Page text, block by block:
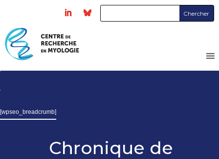
[wpseo_breadcrumb]
Chronique de